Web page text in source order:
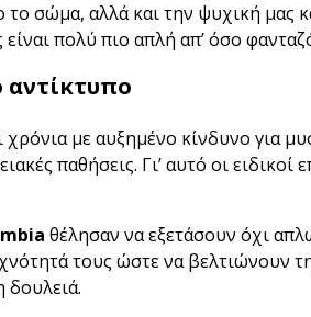
το σώμα, αλλά και την ψυχική μας
πολύ πιο απλή απ’ όσο
αντίκτυπο
με αυξημένο κίνδυνο για
παθήσεις. Γι’ αυτό οι ειδικοί
θέλησαν να εξετάσουν όχι
τους ώστε να βελτιώνουν
δουλειά.